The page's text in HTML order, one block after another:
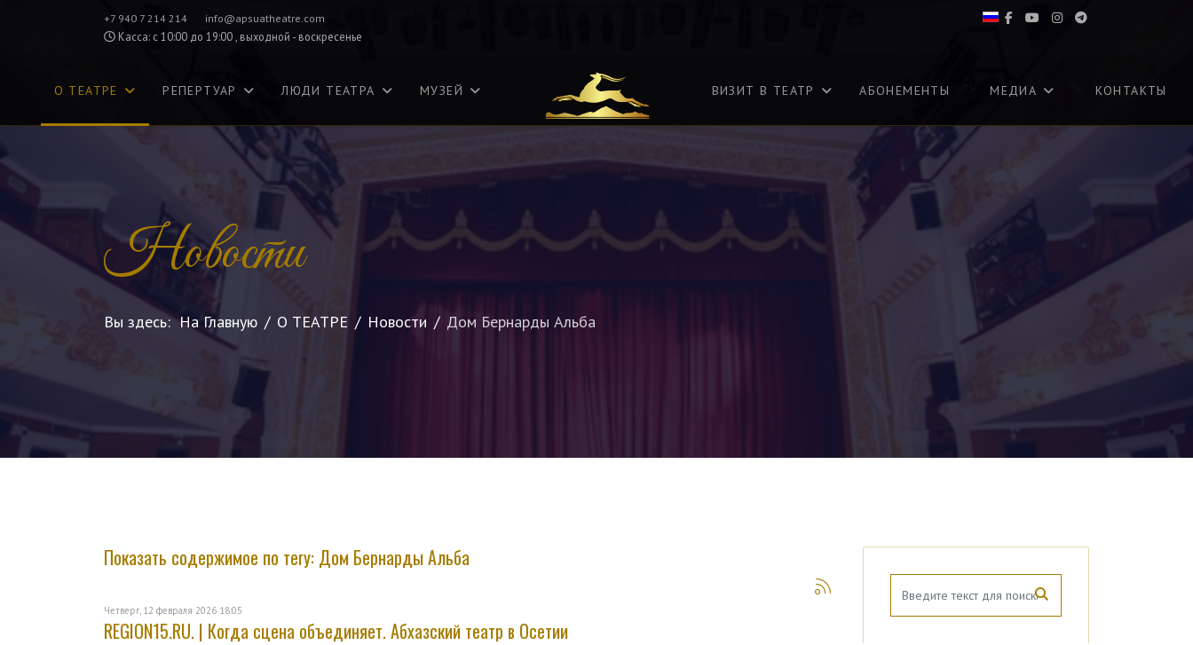
+7 940 7 214 214 info@apsuatheatre.com
Касса: с 10:00 до 19:00 , выходной - воскресенье
О ТЕАТРЕ РЕПЕРТУАР ЛЮДИ ТЕАТРА МУЗЕЙ ВИЗИТ В ТЕАТР АБОНЕМЕНТЫ МЕДИА КОНТАКТЫ
Новости
Вы здесь:На Главную О ТЕАТРЕ Новости Дом Бернарды Альба
Показать содержимое по тегу: Дом Бернарды Альба
Четверг, 12 февраля 2026 18:05
REGION15.RU. | Когда сцена объединяет. Абхазский театр в Осетии